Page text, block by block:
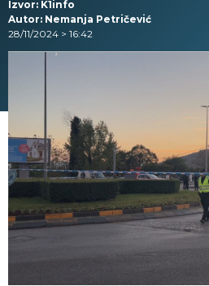
Izvor: K1info
Autor: Nemanja Petričević
28/11/2024 > 16:42